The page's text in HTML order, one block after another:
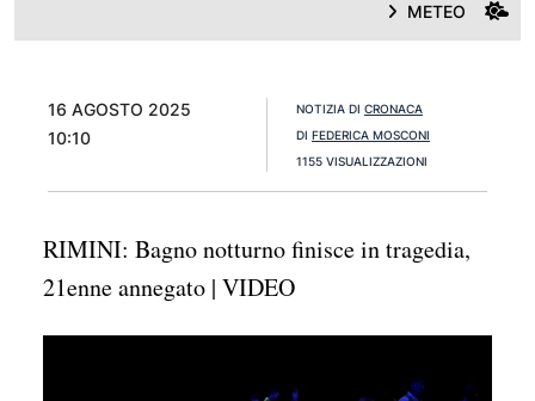
METEO
16 AGOSTO 2025
10:10
NOTIZIA DI CRONACA
DI FEDERICA MOSCONI
1155 VISUALIZZAZIONI
RIMINI: Bagno notturno finisce in tragedia,
21enne annegato | VIDEO